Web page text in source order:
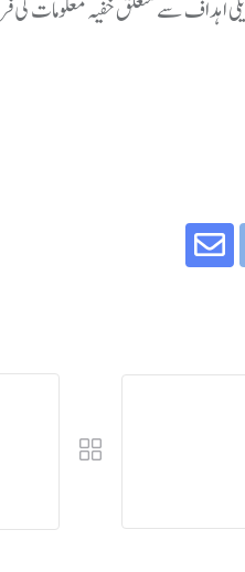
اہداف سے متعلق خفیہ معلومات